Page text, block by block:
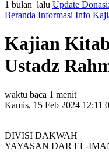
1 bulan lalu Update
Beranda Informasi Info
Kajian
waktu baca 1 menit
Kamis, 15 Feb 2024 12:11 0
DIVISI DAKWAH
YAYASAN DAR EL-